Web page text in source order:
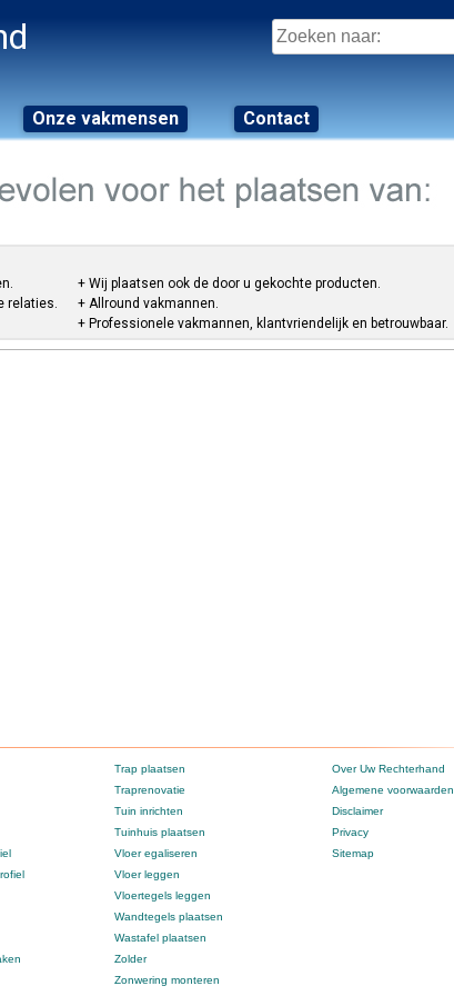
Zoeken
naar:
Onze vakmensen Contact
relaties.
+ Wij plaatsen ook de door u gekochte producten.
+ Allround vakmannen.
+ Professionele vakmannen, klantvriendelijk en betrouwbaar.
Trap plaatsen
Traprenovatie
Tuin inrichten
Tuinhuis plaatsen
Vloer egaliseren
Vloer leggen
Vloertegels leggen
Wandtegels plaatsen
Wastafel plaatsen
Zolder
Zonwering monteren
Over Uw Rechterhand
Algemene voorwaarden
Disclaimer
Privacy
Sitemap